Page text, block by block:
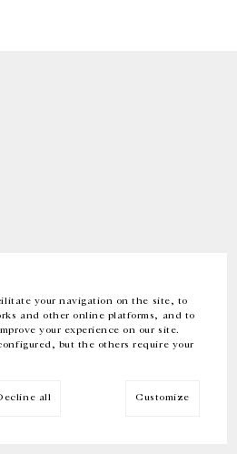
your navigation on the site, to
and other online platforms, and to
your experience on our site.
but the others require your
all Customize
Instagram